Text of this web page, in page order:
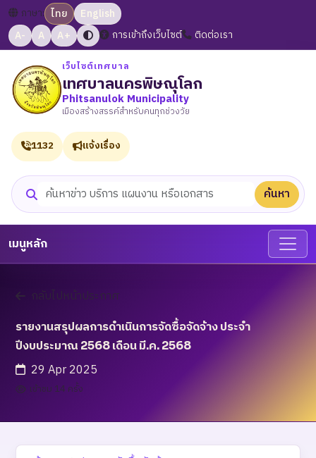
ภาษา: ไทย
English
A-
A A+ การเข้าถึงเว็บไซต์ ติดต่อเรา
เว็บไซต์เทศบาล
เทศบาลนครพิษณุโลก
Phitsanulok Municipality
เมืองสร้างสรรค์สำหรับคนทุกช่วงวัย
ค้นหาเว็บไซต์ ค้นหา
1132 แจ้งเรื่อง
เมนูหลัก
กลับไปหน้าประกาศ
รายงานสรุปผลการดำเนินการจัดซื้อจัดจ้าง ประจำ
ปีงบประมาณ 2568 เดือน มี.ค. 2568
29 Apr 2025
เข้าชม 14 ครั้ง